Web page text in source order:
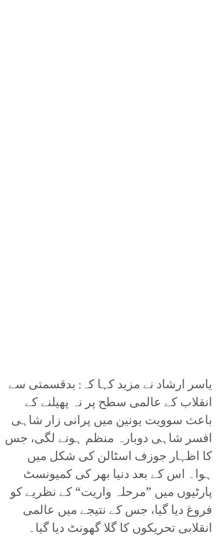
یاسر ارشاد نے مزید کہا کہ: بدقسمتی سے
انقلاب کے عالمی سطح پر نہ پھیلنے کے
باعث سوویت یونین میں پرانی زار شاہی
افسر شاہی دوبارہ منظم ہونے لگی، جس
کا اظہار جوزف اسٹالن کی شکل میں
ہوا۔ اس کے بعد دنیا بھر کی کمیونسٹ
پارٹیوں میں ”مرحلہ واریت“ کے نظریے کو
فروغ دیا گیا، جس کے نتیجے میں عالمی
انقلابی تحریکوں کا گلا گھونٹ دیا گیا۔